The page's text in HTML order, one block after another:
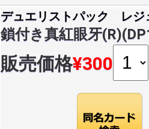
デュエリストパック レジ
鎖付き真紅眼牙
販売価格¥300